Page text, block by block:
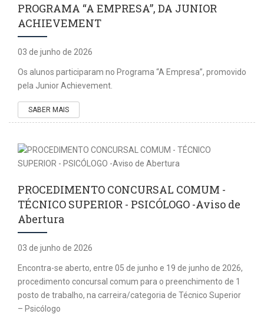
PROGRAMA “A EMPRESA”, DA JUNIOR
ACHIEVEMENT
03 de junho de 2026
Os alunos participaram no Programa “A Empresa”, promovido
pela Junior Achievement.
SABER MAIS
PROCEDIMENTO CONCURSAL COMUM -
TÉCNICO SUPERIOR - PSICÓLOGO -Aviso de
Abertura
03 de junho de 2026
Encontra-se aberto, entre 05 de junho e 19 de junho de 2026,
procedimento concursal comum para o preenchimento de 1
posto de trabalho, na carreira/categoria de Técnico Superior
– Psicólogo